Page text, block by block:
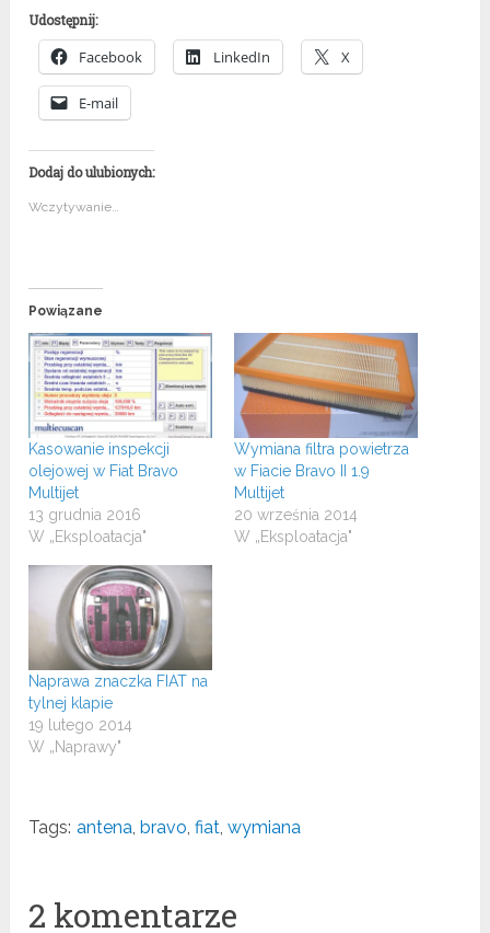
Udostępnij:
Facebook LinkedIn X
E-mail
Dodaj do ulubionych:
Wczytywanie…
Powiązane
Kasowanie inspekcji
olejowej w Fiat Bravo
Multijet
13 grudnia 2016
W „Eksploatacja"
Wymiana filtra powietrza
w Fiacie Bravo II 1.9
Multijet
20 września 2014
W „Eksploatacja"
Naprawa znaczka FIAT na
tylnej klapie
19 lutego 2014
W „Naprawy"
Tags: antena,bravo,fiat,wymiana
2 komentarze